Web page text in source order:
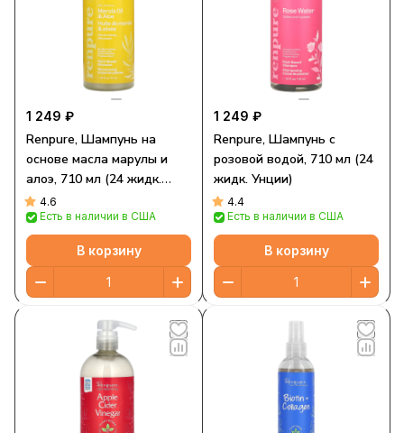
1 249 ₽
Renpure, Шампунь на
основе масла марулы и
алоэ, 710 мл (24 жидк.
Унции)
4.6
Есть в наличии в США
В корзину
1 249 ₽
Renpure, Шампунь с
розовой водой, 710 мл (24
жидк. Унции)
4.4
Есть в наличии в США
В корзину